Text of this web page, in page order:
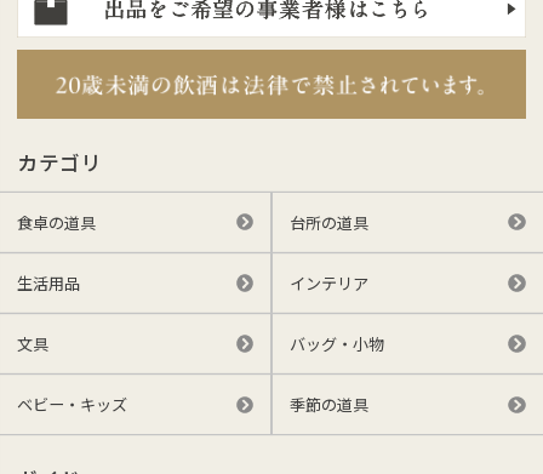
カテゴリ
食卓の道具 台所の道具
生活用品 インテリア
文具 バッグ・小物
ベビー・キッズ 季節の道具